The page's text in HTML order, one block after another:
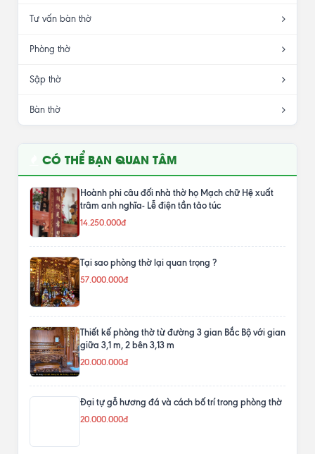
Tư vấn bàn thờ
Phòng thờ
Sập thờ
Bàn thờ
CÓ THỂ BẠN QUAN TÂM
Hoành phi câu đối nhà thờ họ Mạch chữ Hệ xuất
trâm anh nghĩa- Lễ điện tần tảo túc
14.250.000đ
Tại sao phòng thờ lại quan trọng ?
57.000.000đ
Thiết kế phòng thờ từ đường 3 gian Bắc Bộ với gian
giữa 3,1 m, 2 bên 3,13 m
20.000.000đ
Đại tự gỗ hương đá và cách bố trí trong phòng thờ
20.000.000đ